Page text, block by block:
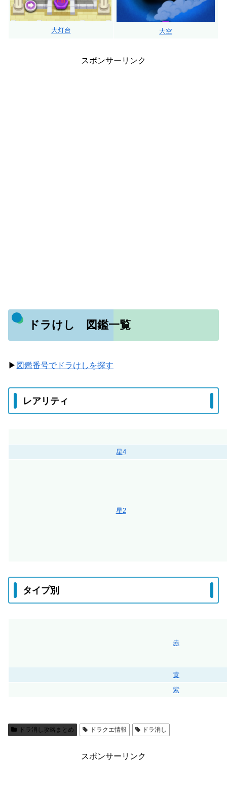
大灯台 大空
スポンサーリンク
ドラけし 図鑑一覧
▶ 図鑑番号でドラけしを探す
レアリティ
星4
星2
タイプ別
赤
黄
紫
ドラ消し攻略まとめ ドラクエ情報 ドラ消し
スポンサーリンク